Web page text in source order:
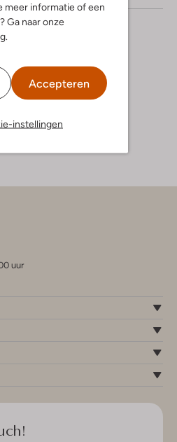
meer informatie of een
Ga naar onze
.
Accepteren
instellingen
Katoen
uur